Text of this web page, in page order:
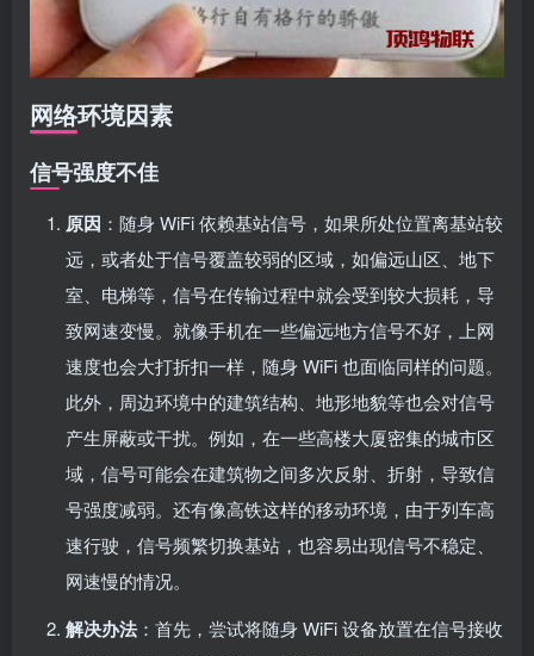
网络环境因素
信号强度不佳
原因 ：随身 WiFi 依赖基站信号，如果所处位置离基站较
远，或者处于信号覆盖较弱的区域，如偏远山区、地下
室、电梯等，信号在传输过程中就会受到较大损耗，导
致网速变慢。就像手机在一些偏远地方信号不好，上网
速度也会大打折扣一样，随身 WiFi 也面临同样的问题。
此外，周边环境中的建筑结构、地形地貌等也会对信号
产生屏蔽或干扰。例如，在一些高楼大厦密集的城市区
域，信号可能会在建筑物之间多次反射、折射，导致信
号强度减弱。还有像高铁这样的移动环境，由于列车高
速行驶，信号频繁切换基站，也容易出现信号不稳定、
网速慢的情况。
解决办法：首先，尝试将随身 WiFi 设备放置在信号接收